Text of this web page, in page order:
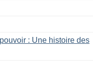
: Une histoire des